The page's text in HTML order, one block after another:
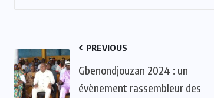
PREVIOUS
Gbenondjouzan 2024 : un
évènement rassembleur des